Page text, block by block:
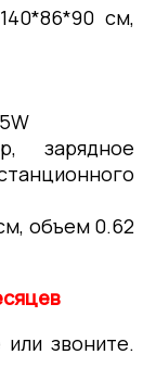
см,
зарядное
объем 0.62
звоните.